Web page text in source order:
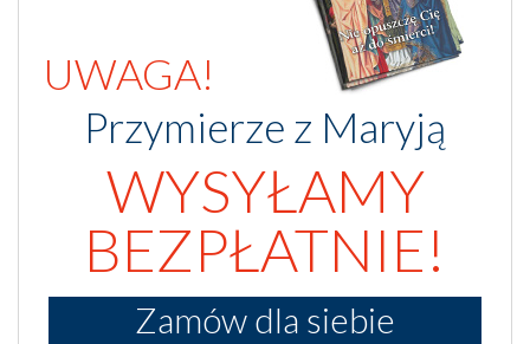
UWAGA!
Przymierze z Maryją
WYSYŁAMY
BEZPŁATNIE!
Zamów dla siebie